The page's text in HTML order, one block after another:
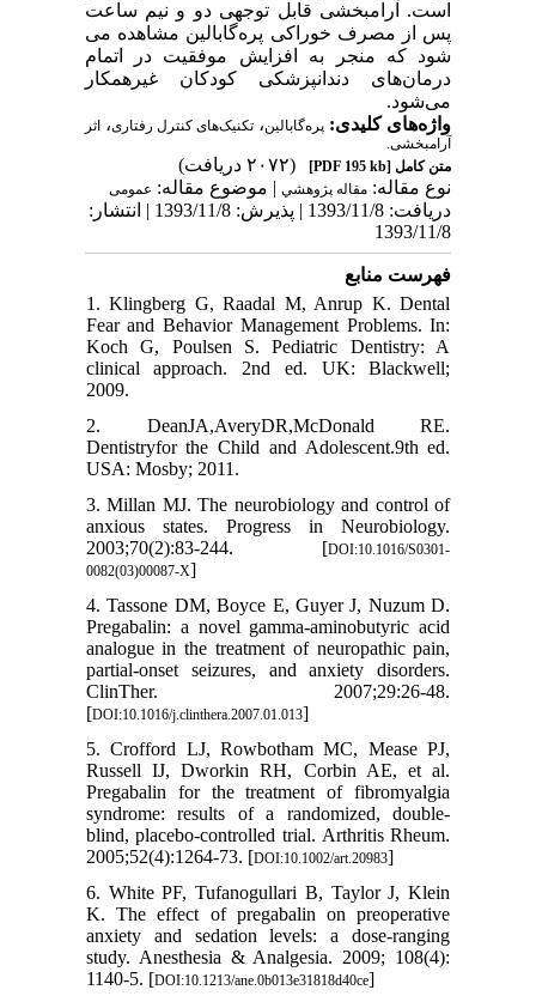
است. آرامبخشی قابل ‌توجهی دو و نیم ساعت
پس از مصرف خوراکی پره‌گابالین مشاهده می
شود که منجر به افزایش موفقیت در اتمام
درمان‌های دندانپزشکی کودکان غیرهمکار
می‌شود.
واژه‌های کلیدی: پره‌گابالین، تکنیک‌های کنترل رفتاری، اثر
آرامبخشی.
متن کامل [PDF 195 kb]
(۲۰۷۲ دریافت)
نوع مقاله: مقاله پژوهشي| موضوع مقاله: عمومى
دریافت: 1393/11/8 | پذیرش: 1393/11/8 | انتشار:
1393/11/8
فهرست منابع
1. Klingberg G, Raadal M, Anrup K. Dental
Fear and Behavior Management Problems. In:
Koch G, Poulsen S. Pediatric Dentistry: A
clinical approach. 2nd ed. UK: Blackwell;
2009.
2. DeanJA,AveryDR,McDonald RE.
Dentistryfor the Child and Adolescent.9th ed.
USA: Mosby; 2011.
3. Millan MJ. The neurobiology and control of
anxious states. Progress in Neurobiology.
2003;70(2):83-244. [DOI:10.1016/S0301-
0082(03)00087-X]
4. Tassone DM, Boyce E, Guyer J, Nuzum D.
Pregabalin: a novel gamma-aminobutyric acid
analogue in the treatment of neuropathic pain,
partial-onset seizures, and anxiety disorders.
ClinTher. 2007;29:26-48.
[DOI:10.1016/j.clinthera.2007.01.013]
5. Crofford LJ, Rowbotham MC, Mease PJ,
Russell IJ, Dworkin RH, Corbin AE, et al.
Pregabalin for the treatment of fibromyalgia
syndrome: results of a randomized, double-
blind, placebo-controlled trial. Arthritis Rheum.
2005;52(4):1264-73. [DOI:10.1002/art.20983]
6. White PF, Tufanogullari B, Taylor J, Klein
K. The effect of pregabalin on preoperative
anxiety and sedation levels: a dose-ranging
study. Anesthesia & Analgesia. 2009; 108(4):
1140-5. [DOI:10.1213/ane.0b013e31818d40ce]